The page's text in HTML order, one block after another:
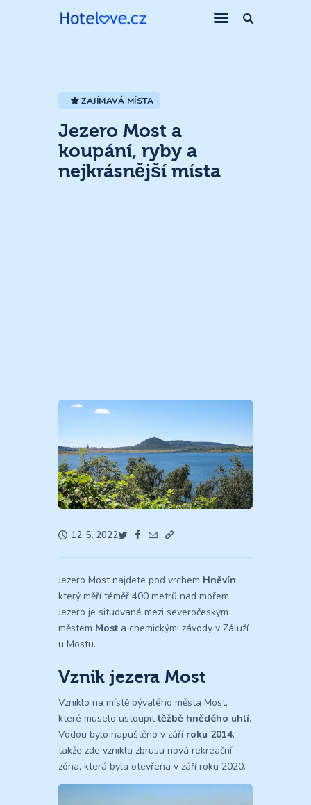
ZAJÍMAVÁ MÍSTA
Jezero Most a
koupání, ryby a
nejkrásnější místa
12. 5. 2022
Jezero Most najdete pod vrchem Hněvín,
který měří téměř 400 metrů nad mořem.
Jezero je situované mezi severočeským
městem Most a chemickými závody v Záluží
u Mostu.
Vznik jezera Most
Vzniklo na místě bývalého města Most,
které muselo ustoupittěžbě hnědého uhlí.
Vodou bylo napuštěno v září roku 2014,
takže zde vznikla zbrusu nová rekreační
zóna, která byla otevřena v září roku 2020.